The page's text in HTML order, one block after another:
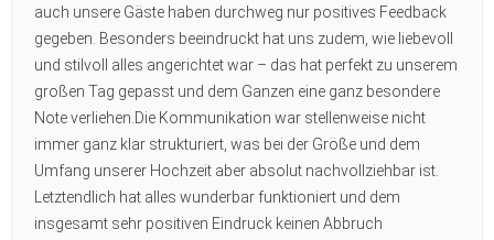
auch unsere Gäste haben durchweg nur positives Feedback
gegeben. Besonders beeindruckt hat uns zudem, wie liebevoll
und stilvoll alles angerichtet war – das hat perfekt zu unserem
großen Tag gepasst und dem Ganzen eine ganz besondere
Note verliehen.Die Kommunikation war stellenweise nicht
immer ganz klar strukturiert, was bei der Größe und dem
Umfang unserer Hochzeit aber absolut nachvollziehbar ist.
Letztendlich hat alles wunderbar funktioniert und dem
insgesamt sehr positiven Eindruck keinen Abbruch